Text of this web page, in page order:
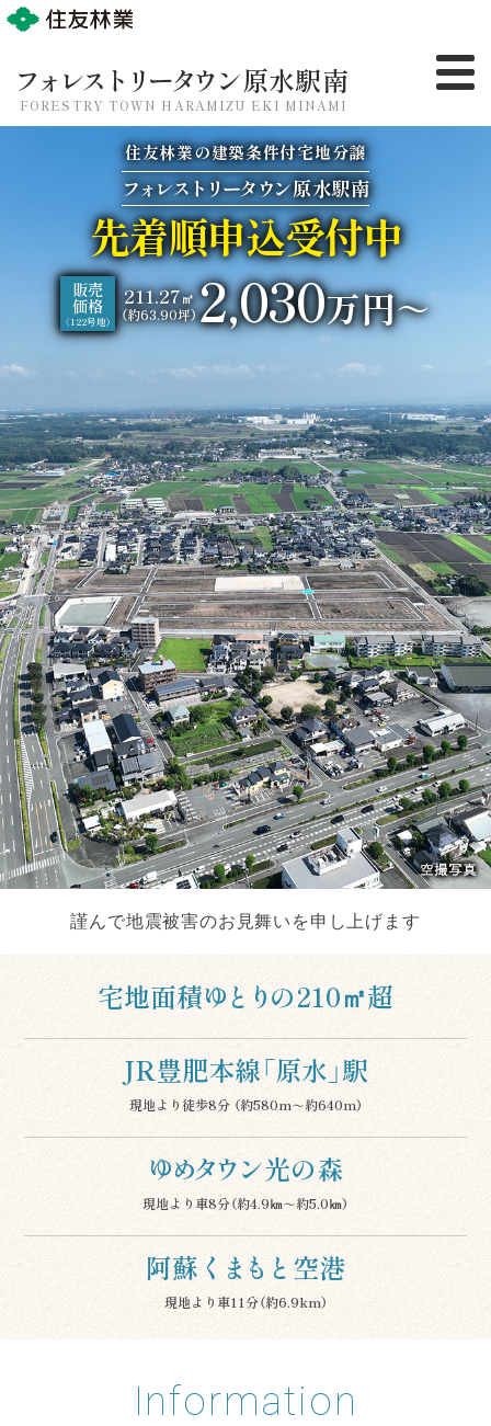
フォレストリータウン原水駅南
FORESTRY TOWN HARAMIZU EKI MINAMI
トップ ロケーション
全体計画 区画図・価格
まちなみガイドライン 現地案内図
物件概要
住友林業の建築条件付宅地分譲
フォレストリータウン原水駅南
先着順申込受付中
販売
価格
〈122号地〉
211.27㎡
（約63.90坪）2,030万円～
謹んで地震被害のお見舞いを申し上げます
宅地面積ゆとりの210㎡超
JR豊肥本線「原水」駅
現地より徒歩8分（約580m～約640m）
ゆめタウン光の森
現地より車8分（約4.9㎞～約5.0㎞）
阿蘇 くまもと 空港
現地より車11分（約6.9km）
Information